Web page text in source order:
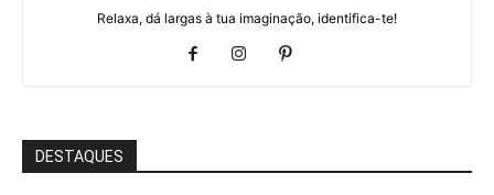
Relaxa, dá largas à tua imaginação, identifica-te!
DESTAQUES